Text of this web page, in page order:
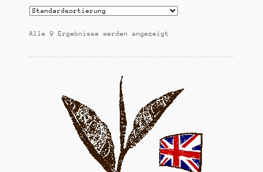
k
t
i
n
kräftige Tees
besondere Tees
aromatisierte Tees
Alle 9 Ergebnisse werden angezeigt